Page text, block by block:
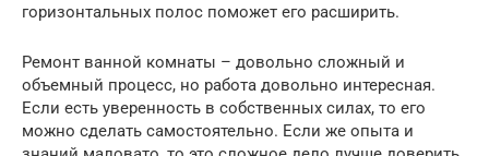
горизонтальных полос поможет его расширить.
Ремонт ванной комнаты – довольно сложный и
объемный процесс, но работа довольно интересная.
Если есть уверенность в собственных силах, то его
можно сделать самостоятельно. Если же опыта и